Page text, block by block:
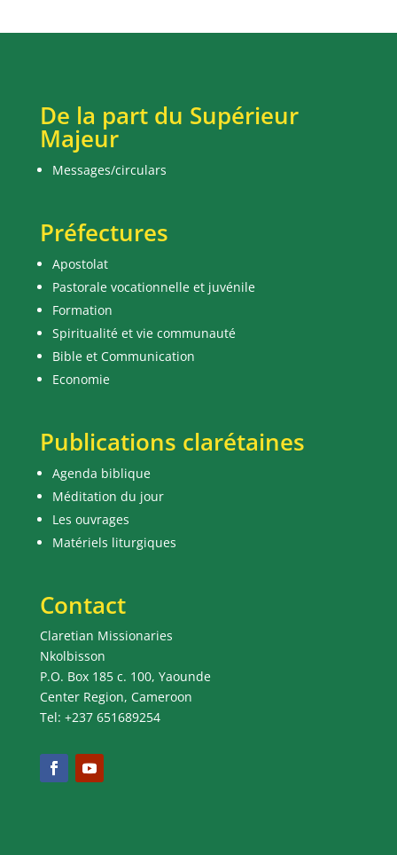
De la part du Supérieur
Majeur
Messages/circulars
Préfectures
Apostolat
Pastorale vocationnelle et juvénile
Formation
Spiritualité et vie communauté
Bible et Communication
Economie
Publications clarétaines
Agenda biblique
Méditation du jour
Les ouvrages
Matériels liturgiques
Contact
Claretian Missionaries
Nkolbisson
P.O. Box 185 c. 100, Yaounde
Center Region, Cameroon
Tel: +237 651689254